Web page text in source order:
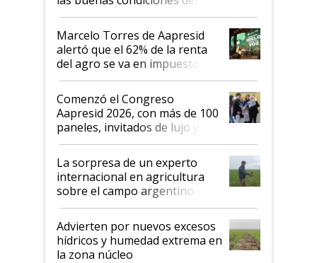
agro argentino para invertir:
"Los veo más motivados"
Marcelo Torres de Aapresid
alertó que el 62% de la renta
del agro se va en impuestos:
"No es bueno que en
Argentina se sigan discutiendo
las mismas cosas de hace 50
años"
Comenzó el Congreso
Aapresid 2026, con más de 100
paneles, invitados de lujo y
todas las tendencias
La sorpresa de un experto
internacional en agricultura
sobre el campo argentino:
"Estoy muy impresionado"
Advierten por nuevos excesos
hídricos y humedad extrema en
la zona núcleo